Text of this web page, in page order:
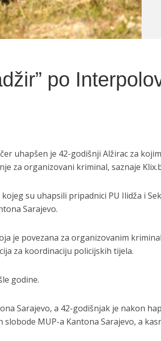
po
uhapšen je 42-godišnji Alžirac za
za organizovani kriminal, saznaje
su uhapsili pripadnici PU Ilidža i
Sarajevo.
je povezana za organizovanim
za koordinaciju policijskih tijela.
godine.
Sarajevo, a 42-godišnjak je nakon
MUP-a Kantona Sarajevo, a